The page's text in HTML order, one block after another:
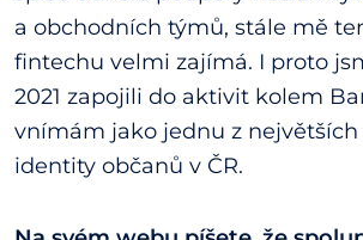
a obchodních týmů, stále mě
fintechu velmi zajímá. I proto
2021 zapojili do aktivit kolem
vnímám jako jednu z
identity občanů v ČR.